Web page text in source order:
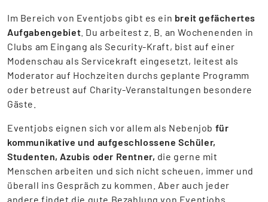
Im Bereich von Eventjobs gibt es ein breit gefächertes
Aufgabengebiet . Du arbeitest z. B. an Wochenenden in
Clubs am Eingang als Security-Kraft, bist auf einer
Modenschau als Servicekraft eingesetzt, leitest als
Moderator auf Hochzeiten durchs geplante Programm
oder betreust auf Charity-Veranstaltungen besondere
Gäste.
Eventjobs eignen sich vor allem als Nebenjob für
kommunikative und aufgeschlossene Schüler,
Studenten, Azubis oder Rentner, die gerne mit
Menschen arbeiten und sich nicht scheuen, immer und
überall ins Gespräch zu kommen. Aber auch jeder
andere findet die gute Bezahlung von Eventjobs